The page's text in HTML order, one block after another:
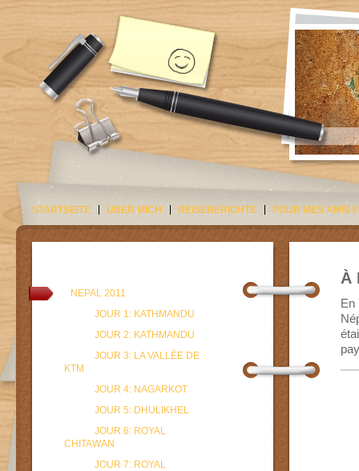
STARTSEITE ÜBER MICH REISEBERICHTE POUR MES AMIS
À
En
NEPAL 2011
JOUR 1: KATHMANDU
JOUR 2: KATHMANDU
JOUR 3: LA VALLÉE DE
KTM
JOUR 4: NAGARKOT
JOUR 5: DHULIKHEL
JOUR 6: ROYAL
CHITAWAN
JOUR 7: ROYAL